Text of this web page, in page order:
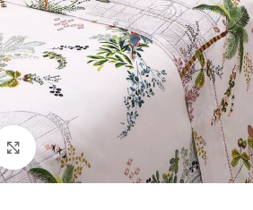
Click to enlarge